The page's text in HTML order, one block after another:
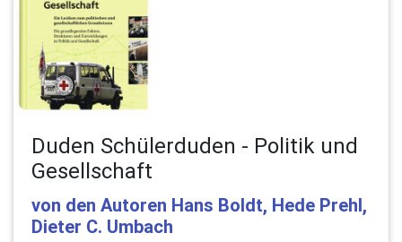
Duden Schülerduden - Politik und
Gesellschaft
von den Autoren Hans Boldt, Hede Prehl,
Dieter C. Umbach